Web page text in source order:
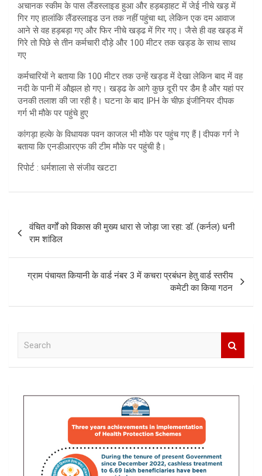
अचानक स्कीम के पास लैंडस्लाइड हुआ और हड़बड़ाहट में जेई नीचे खड़ में
गिर गए हालांकि लैंडस्लाइड उन तक नहीं पहुंचा था, लेकिन एक दम आवाज
आने से वह हड़बड़ा गए और फिर नीचे खड्ढ में गिर गए। जैसे ही वह खड्ड में
गिरे तो पिछे से तीन कर्मचारी दौड़े और 100 मीटर तक खड्ड के साथ साथ
गए
कर्मचारियों ने बताया कि 100 मीटर तक उन्हें खड्ड में देखा लेकिन बाद में वह
नदी के पानी में औझल हो गए। खड्ढ के आगे कुछ दूरी पर डैम है और यहां पर
उनकी तलाश की जा रही है। घटना के बाद IPH के चीफ़ इंजीनियर दीपक
गर्ग भी मौके पर पहुंचे हुए
कांगड़ा हल्के के विधायक पवन काजल भी मौके पर पहुंच गए हैं | दीपक गर्ग ने
बताया कि एनडीआरएफ की टीम मौके पर पहुंची है।
रिपोर्ट : धर्मशाला से संजीव खटटा
Post
navigation
वंचित वर्गों को विकास की मुख्य धारा से जोड़ा जा रहा: डॉ. (कर्नल) धनी
राम शांडिल
ग्राम पंचायत कियानी के वार्ड नंबर 3 में कचरा प्रबंधन हेतु वार्ड स्तरीय
कमेटी का किया गठन